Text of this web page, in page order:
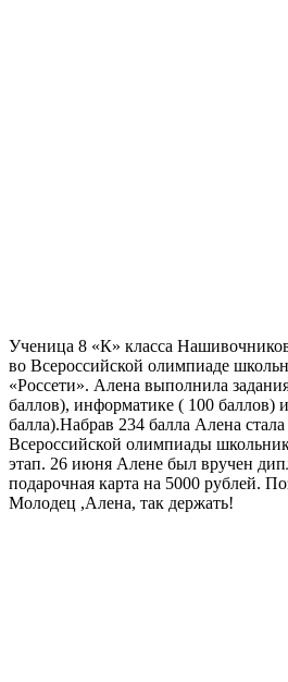
Ученица 8 «К» класса
во Всероссийской олимпиаде
«Россети». Алена выполнила
баллов), информатике ( 100 баллов)
балла).Набрав 234 балла Алена
Всероссийской олимпиады
этап. 26 июня Алене был вручен
подарочная карта на 5000 рублей.
Молодец ,Алена, так держать!